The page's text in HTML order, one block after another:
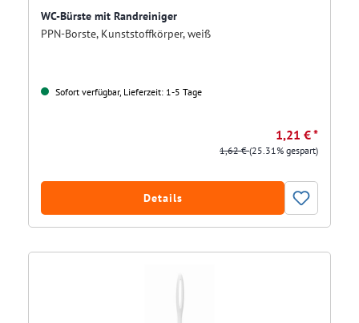
WC-Bürste mit Randreiniger
PPN-Borste, Kunststoffkörper, weiß
Sofort verfügbar, Lieferzeit: 1-5 Tage
1,21 € *
1,62 €(25.31% gespart)
Details